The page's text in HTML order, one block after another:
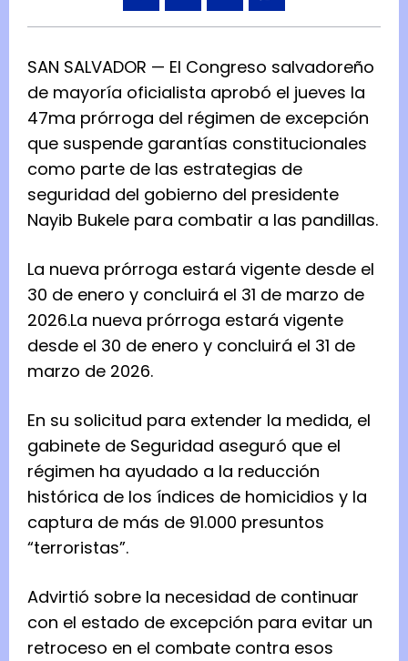
SAN SALVADOR — El Congreso salvadoreño
de mayoría oficialista aprobó el jueves la
47ma prórroga del régimen de excepción
que suspende garantías constitucionales
como parte de las estrategias de
seguridad del gobierno del presidente
Nayib Bukele para combatir a las pandillas.
La nueva prórroga estará vigente desde el
30 de enero y concluirá el 31 de marzo de
2026.La nueva prórroga estará vigente
desde el 30 de enero y concluirá el 31 de
marzo de 2026.
En su solicitud para extender la medida, el
gabinete de Seguridad aseguró que el
régimen ha ayudado a la reducción
histórica de los índices de homicidios y la
captura de más de 91.000 presuntos
“terroristas”.
Advirtió sobre la necesidad de continuar
con el estado de excepción para evitar un
retroceso en el combate contra esos